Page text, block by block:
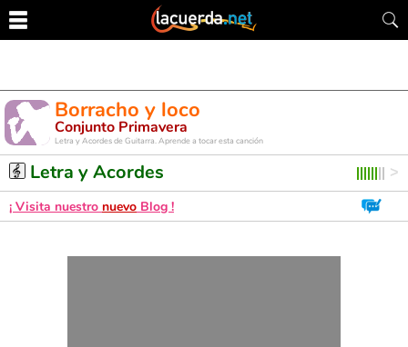
Borracho y loco
Conjunto Primavera
Letra y Acordes de Guitarra. Aprende a tocar esta canción
Letra y Acordes
¡ Visita nuestro nuevo Blog !